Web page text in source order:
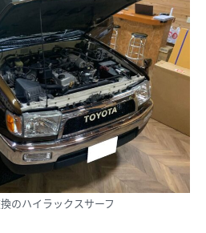
のハイラックスサーフ